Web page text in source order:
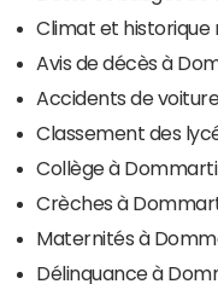
Climat et
Avis de décès à
Accidents de
Classement des
Collège à
Crèches à
Maternités à
Délinquance à